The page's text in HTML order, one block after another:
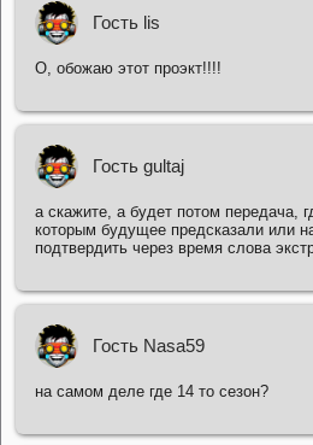
Гость lis
О, обожаю этот проэкт!!!!
Гость gultaj
а скажите, а будет потом передача,
которым будущее предсказали или
подтвердить через время слова
Гость Nasa59
на самом деле где 14 то сезон?